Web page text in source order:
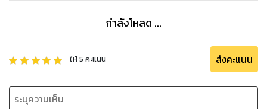
กำลังโหลด ...
ให้5 คะแนน ส่งคะแนน